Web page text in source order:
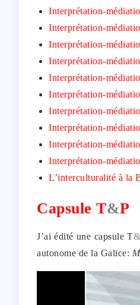
Interprétation-
Interprétation-
Interprétation-
Interprétation-
Interprétation-
Interprétation-
Interprétation-
Interprétation-
Interprétation-
Interprétation-
L’interculturalité à la
Capsule T&P
J’ai édité une capsule T
autonome de la Galice: